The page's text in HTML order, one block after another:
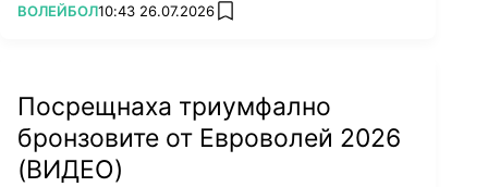
ПОВЕЧЕ ОТ
ВОЛЕЙБОЛ10:43 26.07.2026 add favorites
Посрещнаха триумфално
бронзовите от Евроволей 2026
(ВИДЕО)